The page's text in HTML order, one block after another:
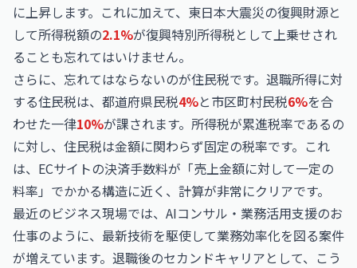
に上昇します。これに加えて、東日本大震災の復興財源と
して所得税額の2.1%が復興特別所得税として上乗せされ
ることも忘れてはいけません。
さらに、忘れてはならないのが住民税です。退職所得に対
する住民税は、都道府県民税4%と市区町村民税6%を合
わせた一律10%が課されます。所得税が累進税率であるの
に対し、住民税は金額に関わらず固定の税率です。これ
は、ECサイトの決済手数料が「売上金額に対して一定の
料率」でかかる構造に近く、計算が非常にクリアです。
最近のビジネス現場では、 AIコンサル・業務活用支援のお
仕事のように、最新技術を駆使して業務効率化を図る案件
が増えています。退職後のセカンドキャリアとして、こう